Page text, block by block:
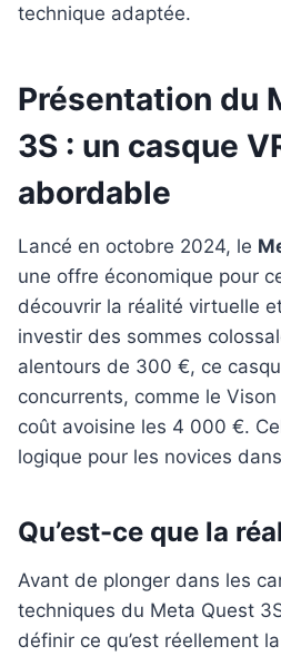
technique adaptée.
Présentation du
3S : un casque
abordable
Lancé en octobre 2024, le
une offre économique pour
découvrir la réalité virtuelle
investir des sommes
alentours de 300 €, ce
concurrents, comme le Vison
coût avoisine les 4 000 €.
logique pour les novices
Qu’est-ce que la
Avant de plonger dans les
techniques du Meta Quest
définir ce qu’est réellement